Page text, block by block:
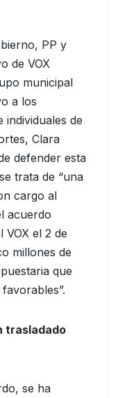
PP y
de VOX
municipal
a los
individuales de
Clara
defender esta
trata de “una
cargo al
acuerdo
el 2 de
millones de
que
trasladado
se ha